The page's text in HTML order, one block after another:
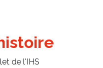
de l'IHS